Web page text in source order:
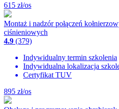
615 zł/os
Montaż i nadzór połączeń
ciśnieniowych
4.9 (379)
Indywidualny termin szkolenia
Indywidualna lokalizacja
Certyfikat TUV
895 zł/os